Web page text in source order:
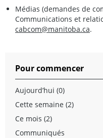
Médias (demandes de
Communications et
cabcom@manitoba.ca.
Pour commencer
Aujourd’hui (0)
Cette semaine (2)
Ce mois (2)
Communiqués